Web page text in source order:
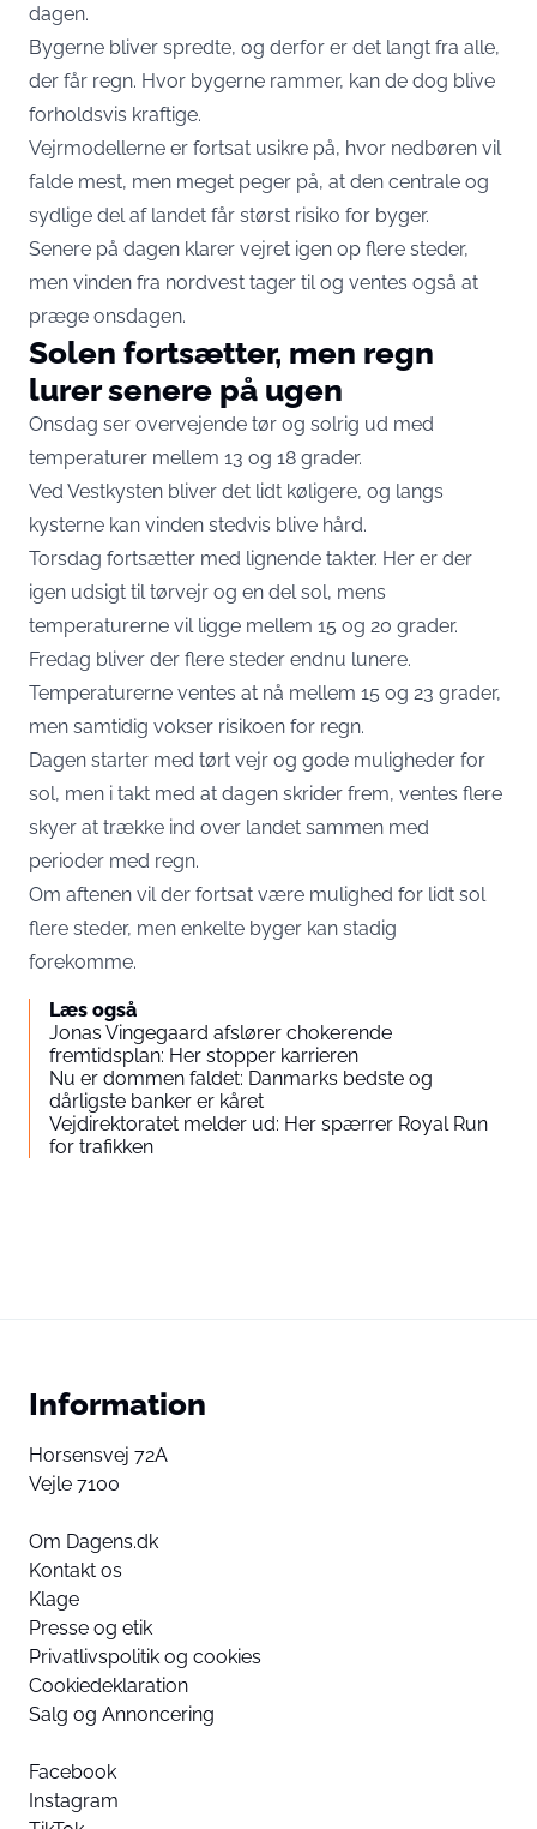
dagen.
Bygerne bliver spredte, og derfor er det langt fra alle,
der får regn. Hvor bygerne rammer, kan de dog blive
forholdsvis kraftige.
Vejrmodellerne er fortsat usikre på, hvor nedbøren vil
falde mest, men meget peger på, at den centrale og
sydlige del af landet får størst risiko for byger.
Senere på dagen klarer vejret igen op flere steder,
men vinden fra nordvest tager til og ventes også at
præge onsdagen.
Solen fortsætter, men regn
lurer senere på ugen
Onsdag ser overvejende tør og solrig ud med
temperaturer mellem 13 og 18 grader.
Ved Vestkysten bliver det lidt køligere, og langs
kysterne kan vinden stedvis blive hård.
Torsdag fortsætter med lignende takter. Her er der
igen udsigt til tørvejr og en del sol, mens
temperaturerne vil ligge mellem 15 og 20 grader.
Fredag bliver der flere steder endnu lunere.
Temperaturerne ventes at nå mellem 15 og 23 grader,
men samtidig vokser risikoen for regn.
Dagen starter med tørt vejr og gode muligheder for
sol, men i takt med at dagen skrider frem, ventes flere
skyer at trække ind over landet sammen med
perioder med regn.
Om aftenen vil der fortsat være mulighed for lidt sol
flere steder, men enkelte byger kan stadig
forekomme.
Læs også
Jonas Vingegaard afslører chokerende
fremtidsplan: Her stopper karrieren
Nu er dommen faldet: Danmarks bedste og
dårligste banker er kåret
Vejdirektoratet melder ud: Her spærrer Royal Run
for trafikken
Information
Horsensvej 72A
Vejle 7100
Om Dagens.dk
Kontakt os
Klage
Presse og etik
Privatlivspolitik og cookies
Cookiedeklaration
Salg og Annoncering
Facebook
Instagram